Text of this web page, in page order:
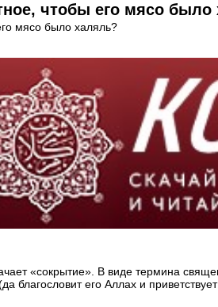
чтобы его мясо было
мясо было халяль?
«сокрытие». В виде термина
благословит его Аллах и